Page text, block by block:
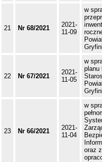
21 Nr 68/2021
2021-
11-09
w
22 Nr 67/2021
2021-
11-05
w
planu
23 Nr 66/2021
2021-
11-04
w
oraz